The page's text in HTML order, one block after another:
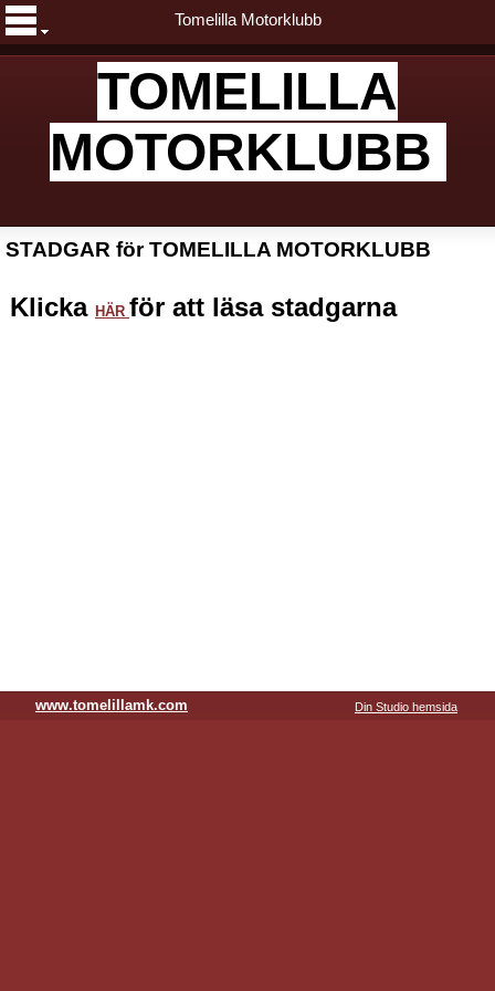
TOMELILLA
MOTORKLUBB
Tomelilla Motorklubb
STADGAR förTOMELILLA MOTORKLUBB
Klicka HÄR för att läsa stadgarna
www.tomelillamk.com Din Studio hemsida